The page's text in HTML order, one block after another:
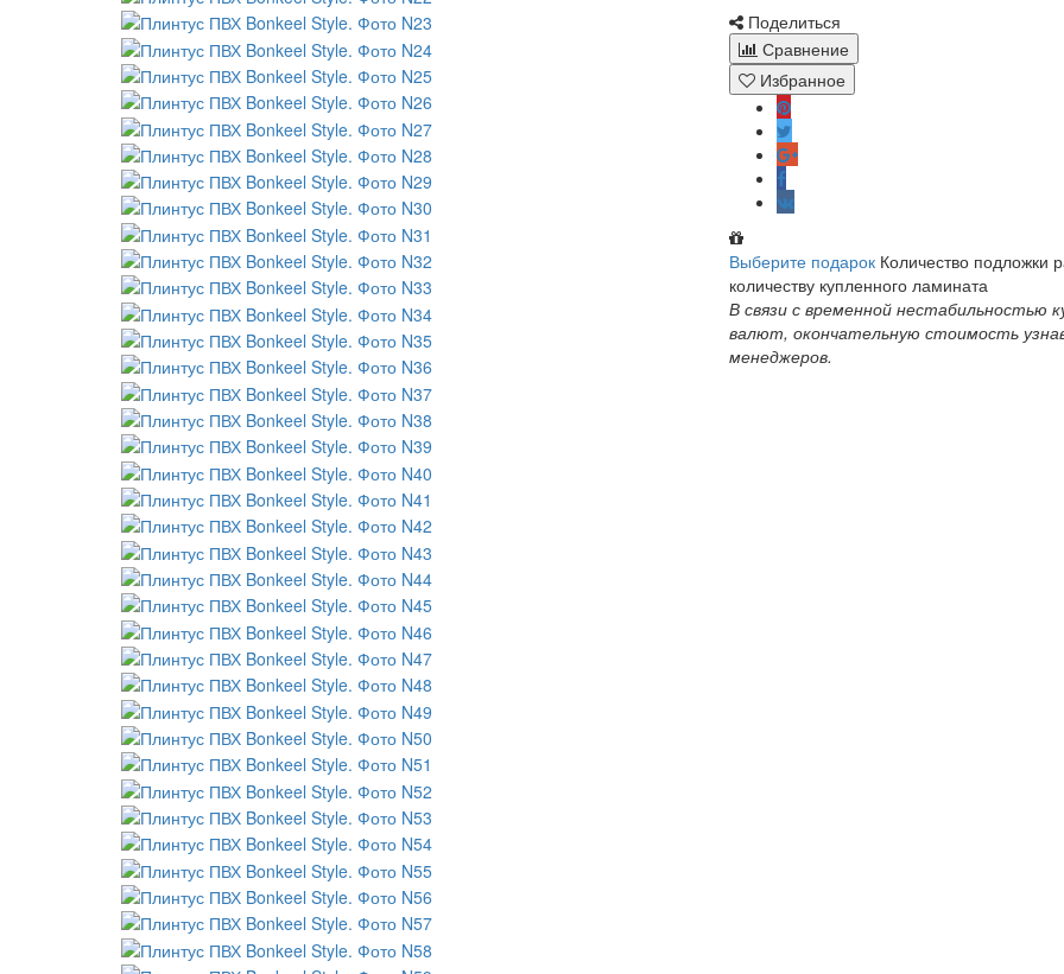
Поделиться
Сравнение
Избранное
Выберите подарок Количество подложки
количеству купленного ламината
В связи с временной нестабильностью
валют, окончательную стоимость
менеджеров.